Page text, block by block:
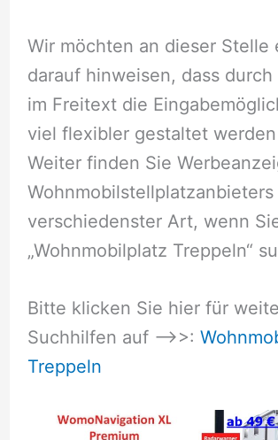
Wir möchten an dieser Stelle
darauf hinweisen, dass
im Freitext die
viel flexibler gestaltet
Weiter finden Sie
Wohnmobilstellplatzanbieters
verschiedenster Art, wenn
„Wohnmobilplatz Treppeln“
Bitte klicken Sie hier für
Suchhilfen auf –>>:
Treppeln